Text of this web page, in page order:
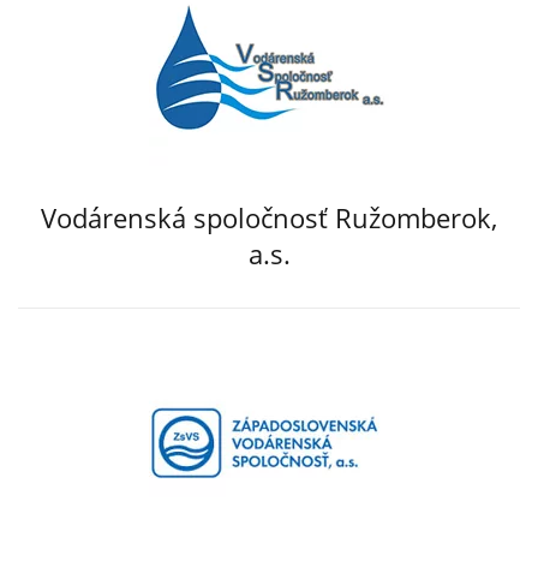
Vodárenská spoločnosť Ružomberok,
a.s.